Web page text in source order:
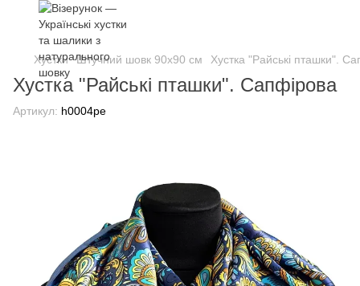
Хустки Штучний шовк 90х90 см Хустка "Райські пташки".
Хустка "Райські пташки". Сапфірова
Артикул: h0004pe